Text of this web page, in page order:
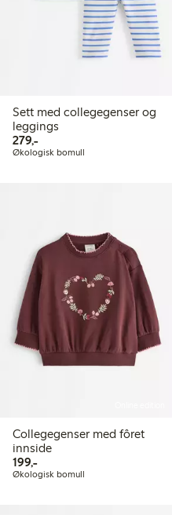
Sett med collegegenser og
leggings
279,-279,00 kr
Økologisk bomull
Collegegenser med fôret
innside
199,-199,00 kr
Økologisk bomull